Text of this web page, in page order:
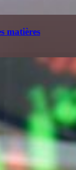
matières